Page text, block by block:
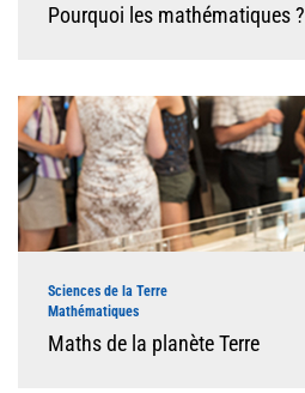
Pourquoi les mathématiques ?
Sciences de la Terre
Mathématiques
Maths de la planète Terre